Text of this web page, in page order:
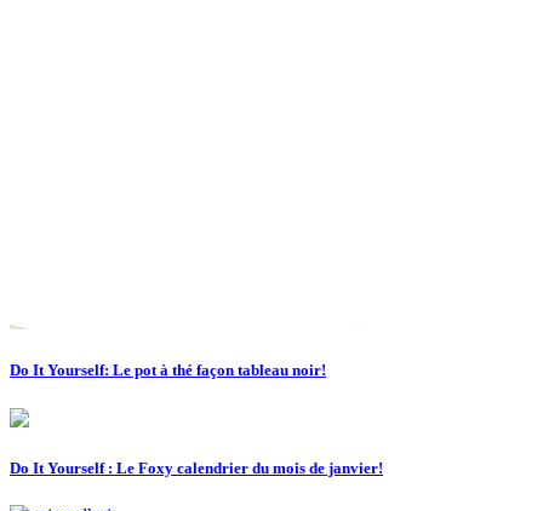
Do It Yourself: Le pot à thé façon tableau noir!
Do It Yourself : Le Foxy calendrier du mois de janvier!